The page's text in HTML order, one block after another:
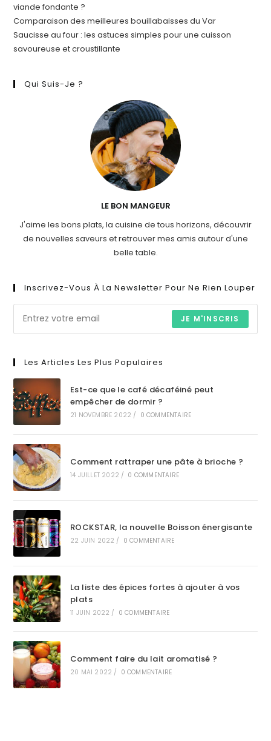
viande fondante ?
Comparaison des meilleures bouillabaisses du Var
Saucisse au four : les astuces simples pour une cuisson
savoureuse et croustillante
Qui Suis-Je ?
LE BON MANGEUR
J'aime les bons plats, la cuisine de tous horizons, découvrir
de nouvelles saveurs et retrouver mes amis autour d'une
belle table.
Inscrivez-Vous À La Newsletter Pour Ne Rien Louper
JE M'INSCRIS
Les Articles Les Plus Populaires
Est-ce que le café décaféiné peut
empêcher de dormir ?
21 NOVEMBRE 2022 / 0 COMMENTAIRE
Comment rattraper une pâte à brioche ?
14 JUILLET 2022 / 0 COMMENTAIRE
ROCKSTAR, la nouvelle Boisson énergisante
22 JUIN 2022 / 0 COMMENTAIRE
La liste des épices fortes à ajouter à vos
plats
11 JUIN 2022 / 0 COMMENTAIRE
Comment faire du lait aromatisé ?
20 MAI 2022 / 0 COMMENTAIRE